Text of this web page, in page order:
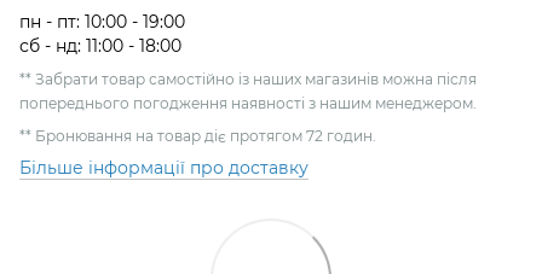
пн - пт: 10:00 - 19:00
сб - нд: 11:00 - 18:00
** Забрати товар самостійно із наших магазинів можна після
попереднього погодження наявності з нашим менеджером.
** Бронювання на товар діє протягом 72 годин.
Більше інформації про доставку